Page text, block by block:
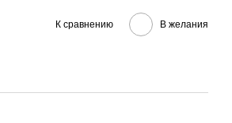
К сравнению В желания